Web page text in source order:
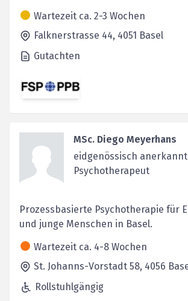
Wartezeit ca. 2-3 Wochen
Falknerstrasse 44, 4051 Basel
Gutachten
MSc. Diego Meyerhans
eidgenössisch
Psychotherapeut
Prozessbasierte Psychotherapie für
und junge Menschen in Basel.
Wartezeit ca. 4-8 Wochen
St. Johanns-Vorstadt 58, 4056
Rollstuhlgängig